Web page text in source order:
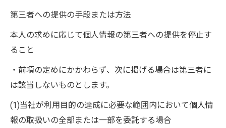
第三者への提供の手段または方法
本人の求めに応じて個人情報の第三者への提供を停止す
ること
・前項の定めにかかわらず、次に掲げる場合は第三者に
は該当しないものとします。
(1)当社が利用目的の達成に必要な範囲内において個人情
報の取扱いの全部または一部を委託する場合